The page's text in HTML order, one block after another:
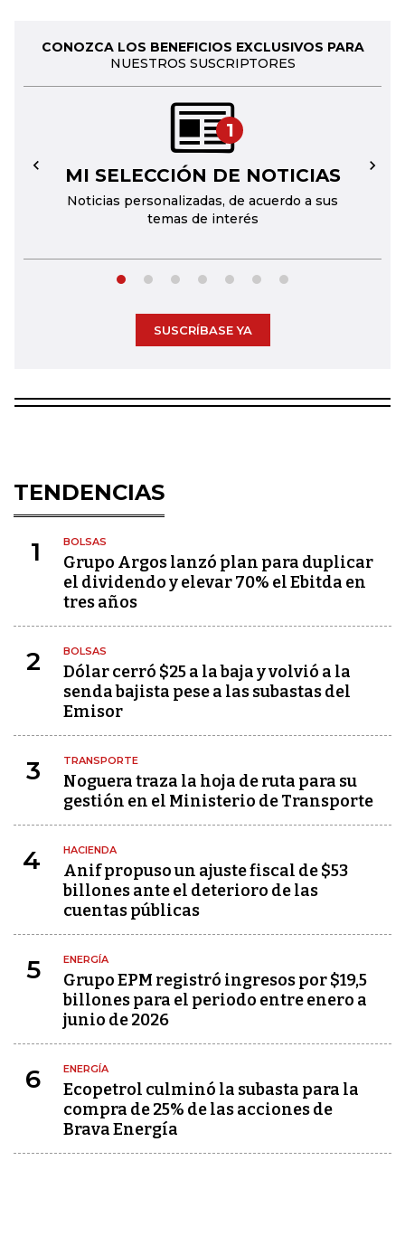
CONOZCA LOS BENEFICIOS EXCLUSIVOS PARA
NUESTROS SUSCRIPTORES
1
MI SELECCIÓN DE NOTICIAS
Noticias personalizadas, de acuerdo a sus
temas de interés
← →
SUSCRÍBASE YA
TENDENCIAS
1 BOLSAS
Grupo Argos lanzó plan para duplicar
el dividendo y elevar 70% el Ebitda en
tres años
2 BOLSAS
Dólar cerró $25 a la baja y volvió a la
senda bajista pese a las subastas del
Emisor
3 TRANSPORTE
Noguera traza la hoja de ruta para su
gestión en el Ministerio de Transporte
4 HACIENDA
Anif propuso un ajuste fiscal de $53
billones ante el deterioro de las
cuentas públicas
5 ENERGÍA
Grupo EPM registró ingresos por $19,5
billones para el periodo entre enero a
junio de 2026
6 ENERGÍA
Ecopetrol culminó la subasta para la
compra de 25% de las acciones de
Brava Energía